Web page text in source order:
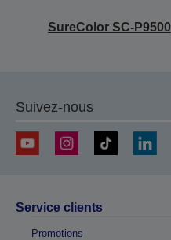
SureColor SC-P9500
Suivez-nous
Service clients
Promotions